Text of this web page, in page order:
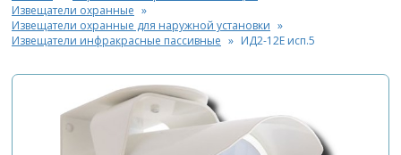
Извещатели охранные
Извещатели охранные для наружной установки
Извещатели инфракрасные пассивные
ИД2-12Е исп.5